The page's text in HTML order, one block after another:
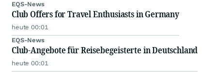
EQS-News
Club Offers for Travel Enthusiasts in Germany
heute 00:01
EQS-News
Club-Angebote für Reisebegeisterte in Deutschland
heute 00:01